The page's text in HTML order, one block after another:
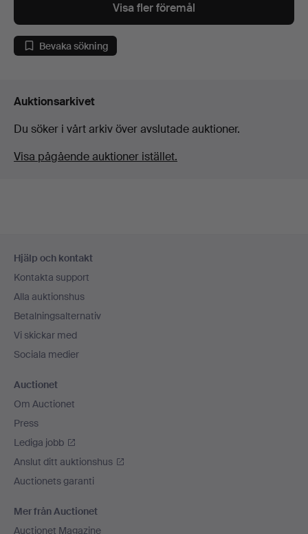
Visa fler föremål
Bevaka sökning
Auktionsarkivet
Du söker i vårt arkiv över avslutade auktioner.
Visa pågående auktioner istället.
Hjälp och kontakt
Kontakta support
Alla auktionshus
Betalningsalternativ
Vi skickar med
Sociala medier
Auctionet
Om Auctionet
Press
Lediga jobb
Anslut ditt auktionshus
Auctionets garanti
Mer från Auctionet
Auctionet Magazine